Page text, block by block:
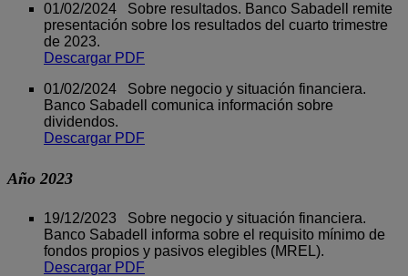
01/02/2024 Sobre resultados. Banco Sabadell remite
presentación sobre los resultados del cuarto trimestre
de 2023.
Descargar PDF
01/02/2024 Sobre negocio y situación financiera.
Banco Sabadell comunica información sobre
dividendos.
Descargar PDF
Año 2023
19/12/2023 Sobre negocio y situación financiera.
Banco Sabadell informa sobre el requisito mínimo de
fondos propios y pasivos elegibles (MREL).
Descargar PDF